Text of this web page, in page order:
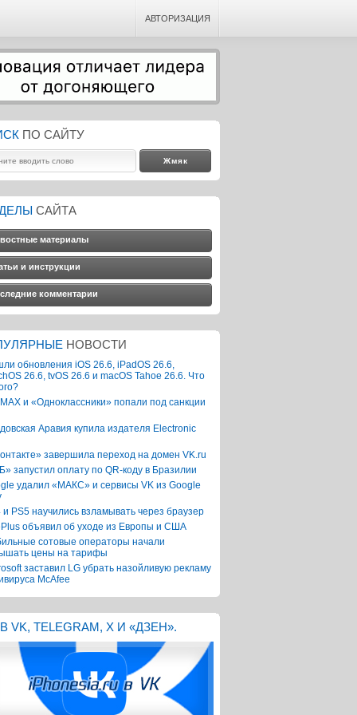
АВТОРИЗАЦИЯ
ПО САЙТУ
САЙТА
материалы
и инструкции
комментарии
НОВОСТИ
обновления iOS 26.6, iPadOS 26.6,
26.6, tvOS 26.6 и macOS Tahoe 26.6. Что
и «Одноклассники» попали под санкции
Аравия купила издателя Electronic
завершила переход на домен VK.ru
запустил оплату по QR-коду в Бразилии
удалил «МАКС» и сервисы VK из Google
и PS5 научились взламывать через браузер
объявил об уходе из Европы и США
сотовые операторы начали
цены на тарифы
заставил LG убрать назойливую рекламу
McAfee
VK, TELEGRAM, X И «ДЗЕН».